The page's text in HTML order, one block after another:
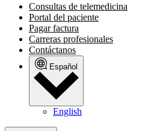
Consultas de telemedicina
Portal del paciente
Pagar factura
Carreras profesionales
Contáctanos
Español
English